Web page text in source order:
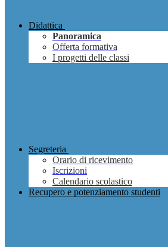
Didattica
Panoramica
Offerta formativa
I progetti delle classi
Segreteria
Orario di ricevimento
Iscrizioni
Calendario scolastico
Recupero e potenziamento studenti